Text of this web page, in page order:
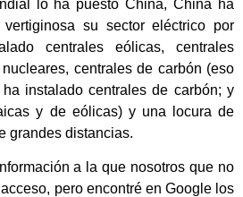
lo ha puesto China, China ha
su sector eléctrico por
centrales eólicas, centrales
centrales de carbón (eso
instalado centrales de carbón; y
y de eólicas) y una locura de
grandes distancias.
a la que nosotros que no
pero encontré en Google los